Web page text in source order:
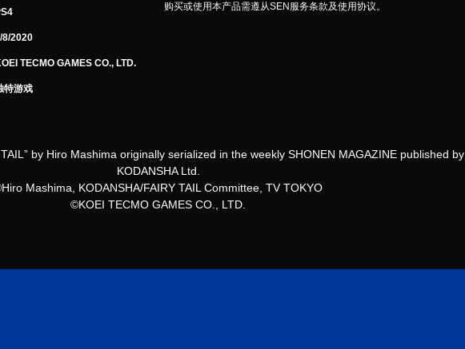
8/2020
TECMO GAMES CO., LTD.
特游戏
购买或使用本产品需遵从SEN服务条款及使用协议。
by Hiro Mashima originally serialized in the weekly SHONEN MAGAZINE published by
KODANSHA Ltd.
Mashima, KODANSHA/FAIRY TAIL Committee, TV TOKYO
©KOEI TECMO GAMES CO., LTD.